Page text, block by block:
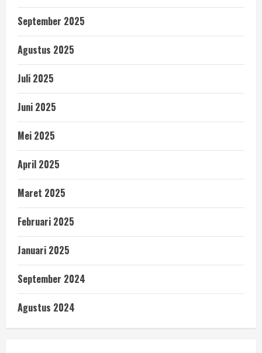
September 2025
Agustus 2025
Juli 2025
Juni 2025
Mei 2025
April 2025
Maret 2025
Februari 2025
Januari 2025
September 2024
Agustus 2024